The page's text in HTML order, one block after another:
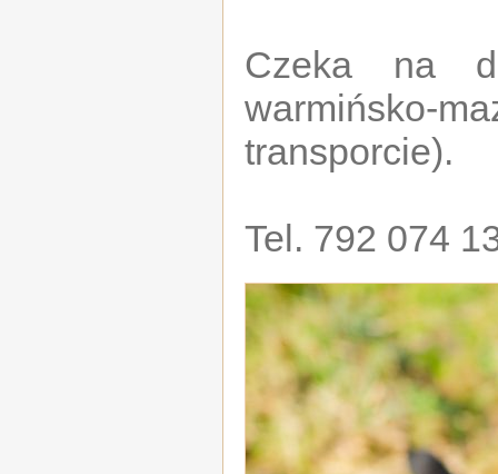
Czeka na
warmińsko-
transporcie).
Tel. 792 074